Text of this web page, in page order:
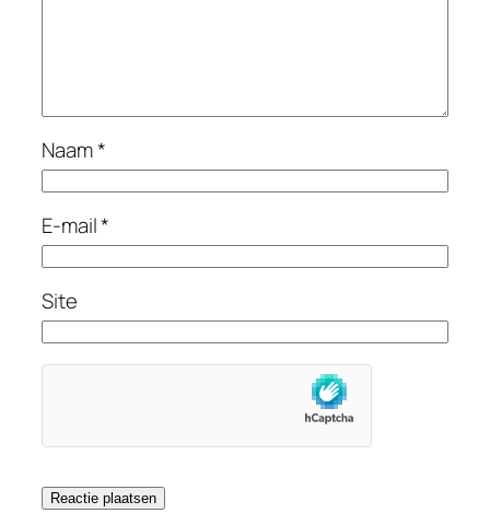
Naam*
E-mail*
Site